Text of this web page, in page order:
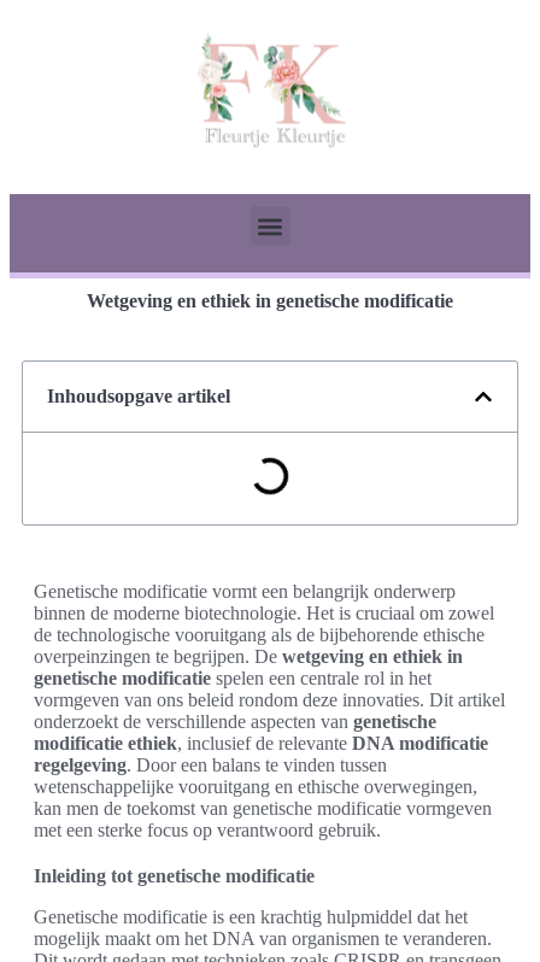
Wetgeving en ethiek in genetische modificatie
Inhoudsopgave artikel
Genetische modificatie vormt een belangrijk onderwerp
binnen de moderne biotechnologie. Het is cruciaal om zowel
de technologische vooruitgang als de bijbehorende ethische
overpeinzingen te begrijpen. De wetgeving en ethiek in
genetische modificatie spelen een centrale rol in het
vormgeven van ons beleid rondom deze innovaties. Dit artikel
onderzoekt de verschillende aspecten van genetische
modificatie ethiek, inclusief de relevante DNA modificatie
regelgeving. Door een balans te vinden tussen
wetenschappelijke vooruitgang en ethische overwegingen,
kan men de toekomst van genetische modificatie vormgeven
met een sterke focus op verantwoord gebruik.
Inleiding tot genetische modificatie
Genetische modificatie is een krachtig hulpmiddel dat het
mogelijk maakt om het DNA van organismen te veranderen.